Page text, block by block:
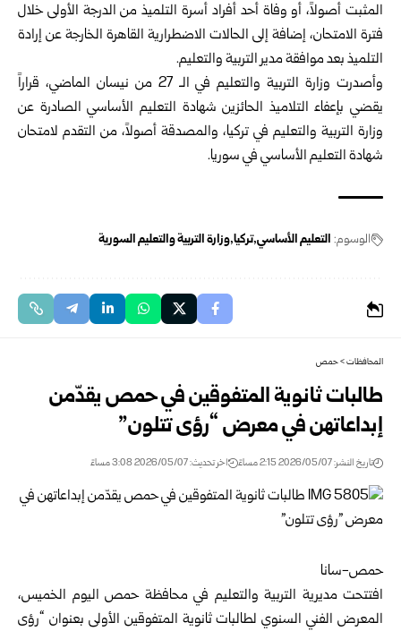
المثبت أصولاً، أو وفاة أحد أفراد أسرة التلميذ من الدرجة الأولى خلال
فترة الامتحان، إضافة إلى الحالات الاضطرارية القاهرة الخارجة عن إرادة
التلميذ بعد موافقة مدير التربية والتعليم.
وأصدرت وزارة التربية والتعليم في الـ 27 من نيسان الماضي، قراراً
يقضي بإعفاء التلاميذ الحائزين شهادة التعليم الأساسي الصادرة عن
وزارة التربية والتعليم في تركيا، والمصدقة أصولاً، من التقدم لامتحان
شهادة التعليم الأساسي في سوريا.
الوسوم: التعليم الأساسي تركيا وزارة التربية والتعليم السورية
المحافظات>حمص
طالبات ثانوية المتفوقين في حمص يقدّمن
إبداعاتهن في معرض “رؤى تتلون”
تاريخ النشر: 2026/05/07 2:15 مساءً اخر تحديث: 2026/05/07 3:08 مساءً
حمص-سانا
افتتحت مديرية التربية والتعليم في محافظةحمص اليوم الخميس،
المعرض الفني السنوي لطالبات ثانوية المتفوقين الأولى بعنوان “رؤى